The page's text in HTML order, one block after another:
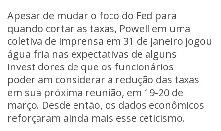
Apesar de mudar o foco do Fed para
quando cortar as taxas, Powell em uma
coletiva de imprensa em 31 de janeiro jogou
água fria nas expectativas de alguns
investidores de que os funcionários
poderiam considerar a redução das taxas
em sua próxima reunião, em 19-20 de
março. Desde então, os dados econômicos
reforçaram ainda mais esse ceticismo.